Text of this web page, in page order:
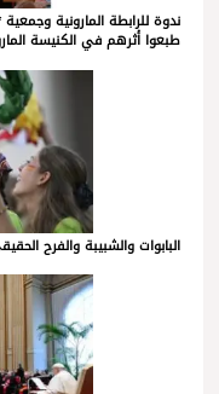
ندوة للرابطة المارونية
طبعوا أثرهم في الكنيسة
البابوات والشبيبة والفرح